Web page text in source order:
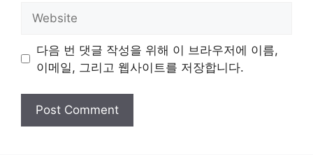
다음 번 댓글 작성을 위해 이 브라우저에 이름,
이메일, 그리고 웹사이트를 저장합니다.